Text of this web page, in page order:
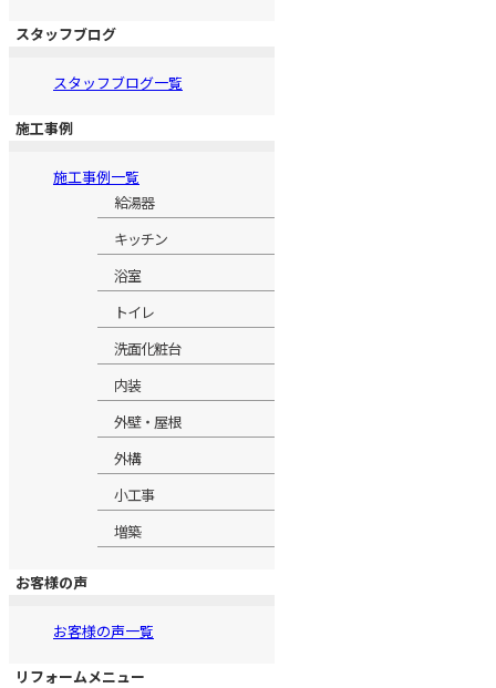
スタッフブログ
スタッフブログ一覧
施工事例
施工事例一覧
給湯器
キッチン
浴室
トイレ
洗面化粧台
内装
外壁・屋根
外構
小工事
増築
お客様の声
お客様の声一覧
リフォームメニュー